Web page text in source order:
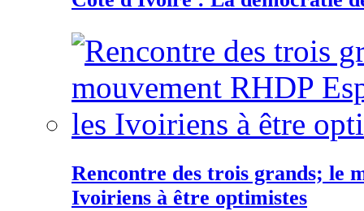
Rencontre des trois grands; le
Ivoiriens à être optimistes